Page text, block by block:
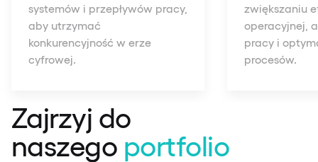
systemów i przepływów pracy,
aby utrzymać
konkurencyjność w erze
cyfrowej.
zwiększaniu
operacyjnej,
pracy i
procesów.
Zajrzyj do
naszego portfolio